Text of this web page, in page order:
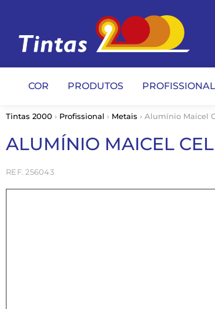
COR PRODUTOS PROFISSIONAL
Tintas 2000 › Profissional › Metais › Alumínio Maicel
ALUMÍNIO MAICEL
256043